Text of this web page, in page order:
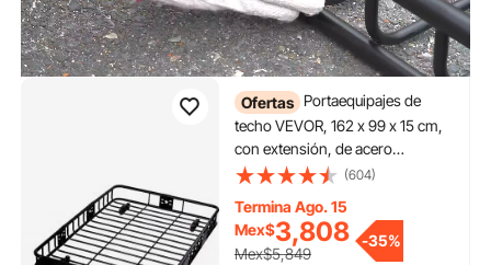
Ofertas Portaequipajes de
techo VEVOR, 162 x 99 x 15 cm,
con extensión, de acero
resistente, capacidad de 90 kg,
camionetas.
(604)
Termina Ago. 15
Mex$3,808
Mex$5,849
-35%